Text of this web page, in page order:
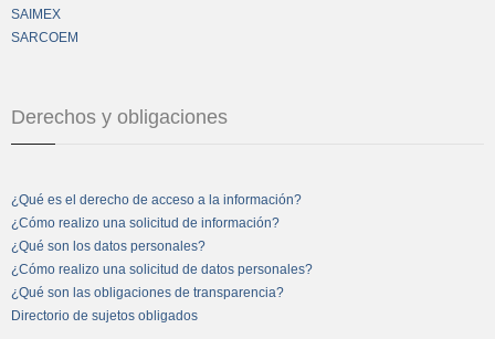
SAIMEX
SARCOEM
Derechos y obligaciones
¿Qué es el derecho de acceso a la información?
¿Cómo realizo una solicitud de información?
¿Qué son los datos personales?
¿Cómo realizo una solicitud de datos personales?
¿Qué son las obligaciones de transparencia?
Directorio de sujetos obligados